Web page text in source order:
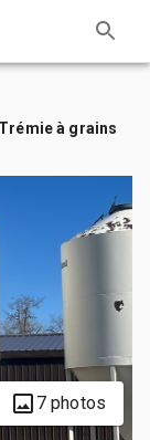
à grains
7 photos